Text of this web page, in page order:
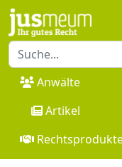
Anwälte
Artikel